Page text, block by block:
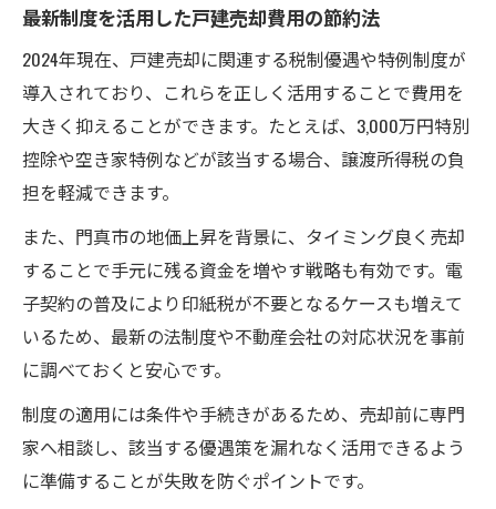
最新制度を活用した戸建売却費用の節約法
2024年現在、戸建売却に関連する税制優遇や特例制度が
導入されており、これらを正しく活用することで費用を
大きく抑えることができます。たとえば、3,000万円特別
控除や空き家特例などが該当する場合、譲渡所得税の負
担を軽減できます。
また、門真市の地価上昇を背景に、タイミング良く売却
することで手元に残る資金を増やす戦略も有効です。電
子契約の普及により印紙税が不要となるケースも増えて
いるため、最新の法制度や不動産会社の対応状況を事前
に調べておくと安心です。
制度の適用には条件や手続きがあるため、売却前に専門
家へ相談し、該当する優遇策を漏れなく活用できるよう
に準備することが失敗を防ぐポイントです。